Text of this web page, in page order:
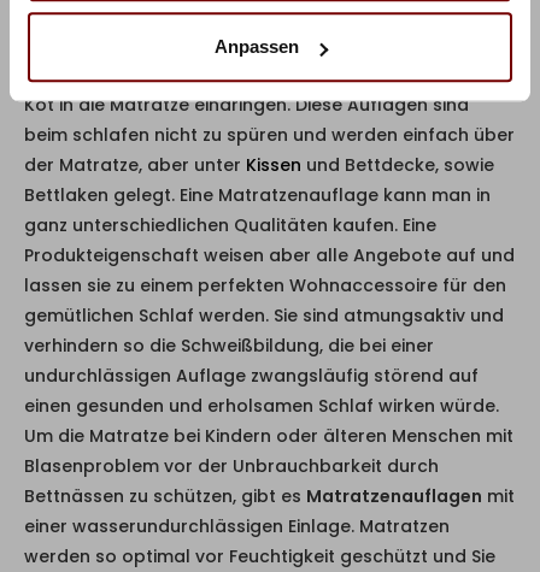
Anpassen
Beschädigungen unbrauchbar wird. Auch für ein
Kinderbett sind spezielleMatratzenauflagen
und verhindern, dass in der unsauberen Zeit Urin oder
Kot in die Matratze eindringen. Diese Auflagen sind
beim schlafen nicht zu spüren und werden einfach über
der Matratze, aber unter Kissen und Bettdecke, sowie
Bettlaken gelegt. Eine Matratzenauflage kann man in
ganz unterschiedlichen Qualitäten kaufen. Eine
Produkteigenschaft weisen aber alle Angebote auf und
lassen sie zu einem perfekten Wohnaccessoire für den
gemütlichen Schlaf werden. Sie sind atmungsaktiv und
verhindern so die Schweißbildung, die bei einer
undurchlässigen Auflage zwangsläufig störend auf
einen gesunden und erholsamen Schlaf wirken würde.
Um die Matratze bei Kindern oder älteren Menschen mit
Blasenproblem vor der Unbrauchbarkeit durch
Bettnässen zu schützen, gibt es Matratzenauflagen mit
einer wasserundurchlässigen Einlage. Matratzen
werden so optimal vor Feuchtigkeit geschützt und Sie